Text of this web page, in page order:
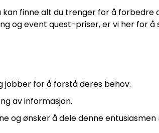
finne alt du trenger for å forbedre
og event quest-priser, er vi her for å
jobber for å forstå deres behov.
av informasjon.
og ønsker å dele denne entusiasmen